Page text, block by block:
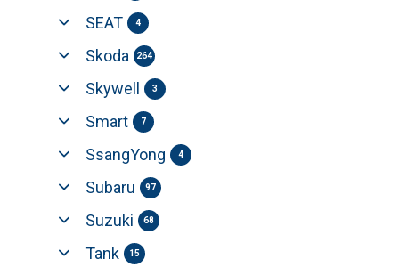
SEAT 4
Skoda 264
Skywell 3
Smart 7
SsangYong 4
Subaru 97
Suzuki 68
Tank 15